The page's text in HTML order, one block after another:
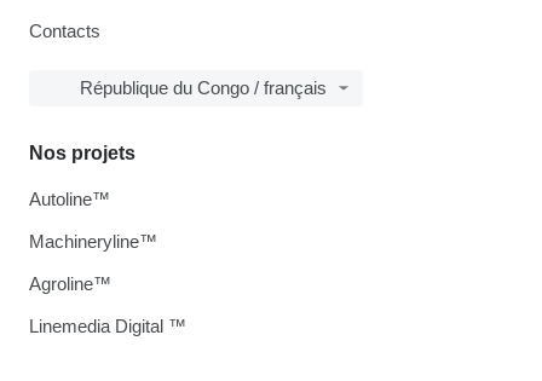
Contacts
République du Congo / français
Nos projets
Autoline™
Machineryline™
Agroline™
Linemedia Digital ™